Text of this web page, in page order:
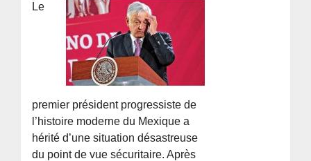
Le
premier président progressiste de
l’histoire moderne du Mexique a
hérité d’une situation désastreuse
du point de vue sécuritaire. Après